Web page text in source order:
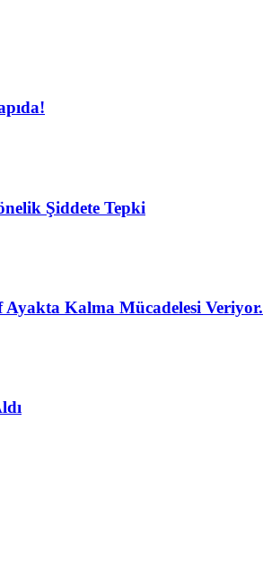
Şiddete Tepki
Ayakta Kalma Mücadelesi Veriyor.